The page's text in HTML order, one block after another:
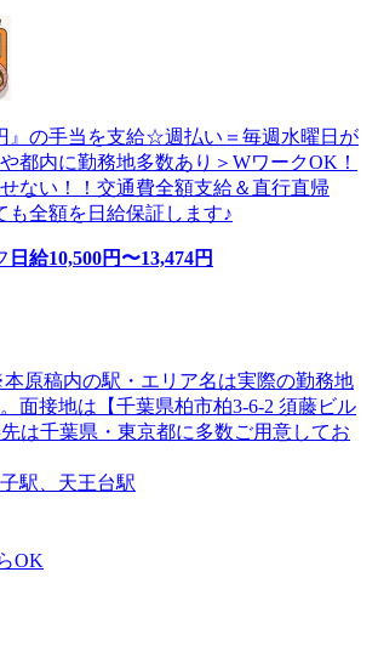
』の手当を支給☆週払い＝毎週水曜日が
都内に勤務地多数あり＞WワークOK！
ない！！交通費全額支給＆直行直帰
も全額を日給保証します♪
日給10,500円〜13,474円
原稿内の駅・エリア名は実際の勤務地
面接地は【千葉県柏市柏3-6-2 須藤ビル
は千葉県・東京都に多数ご用意してお
駅、天王台駅
OK